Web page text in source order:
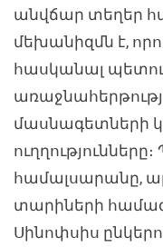
անվճար տեղեր
մեխանիզմն է,
հասկանալ
մասնագետների
համալսարանը,
տարիների
Սինոփսիս